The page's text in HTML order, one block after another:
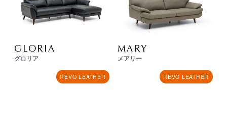
GLORIA
グロリア
REVO LEATHER
MARY
メアリー
REVO LEATHER